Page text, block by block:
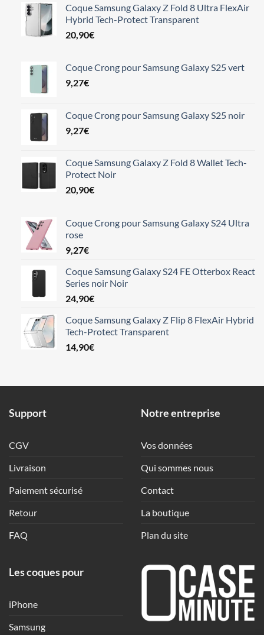
Coque Samsung Galaxy Z Fold 8 Ultra FlexAir
Hybrid Tech-Protect Transparent
20,90€
Coque Crong pour Samsung Galaxy S25 vert
9,27€
Coque Crong pour Samsung Galaxy S25 noir
9,27€
Coque Samsung Galaxy Z Fold 8 Wallet Tech-
Protect Noir
20,90€
Coque Crong pour Samsung Galaxy S24 Ultra
rose
9,27€
Coque Samsung Galaxy S24 FE Otterbox React
Series noir Noir
24,90€
Coque Samsung Galaxy Z Flip 8 FlexAir Hybrid
Tech-Protect Transparent
14,90€
Support
CGV
Livraison
Paiement sécurisé
Retour
FAQ
Notre entreprise
Vos données
Qui sommes nous
Contact
La boutique
Plan du site
Les coques pour
iPhone
Samsung
Une coque en quelques